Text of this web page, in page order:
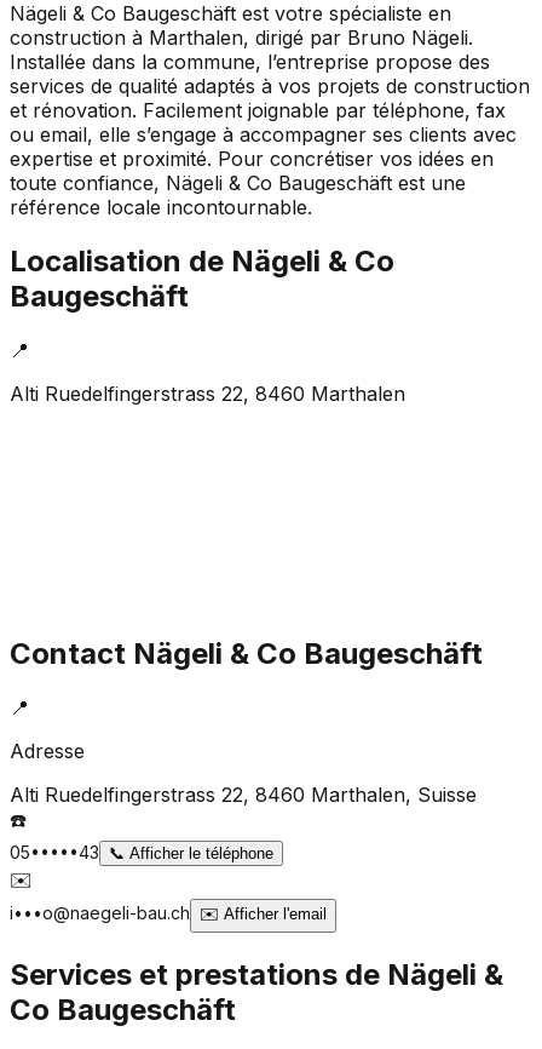
Nägeli & Co Baugeschäft est votre spécialiste en
construction à Marthalen, dirigé par Bruno Nägeli.
Installée dans la commune, l’entreprise propose des
services de qualité adaptés à vos projets de construction
et rénovation. Facilement joignable par téléphone, fax
ou email, elle s’engage à accompagner ses clients avec
expertise et proximité. Pour concrétiser vos idées en
toute confiance, Nägeli & Co Baugeschäft est une
référence locale incontournable.
Localisation de Nägeli & Co
Baugeschäft
📍
Alti Ruedelfingerstrass 22, 8460 Marthalen
Contact Nägeli & Co Baugeschäft
📍
Adresse
Alti Ruedelfingerstrass 22, 8460 Marthalen, Suisse
☎️
05•••••43 📞 Afficher le téléphone
✉️
i•••o@naegeli-bau.ch ✉️ Afficher l'email
Services et prestations de Nägeli &
Co Baugeschäft